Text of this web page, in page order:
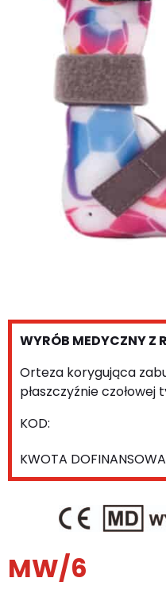
WYRÓB MEDYCZNY Z
Orteza korygująca
płaszczyźnie czołowej
KOD:
KWOTA
MW/6